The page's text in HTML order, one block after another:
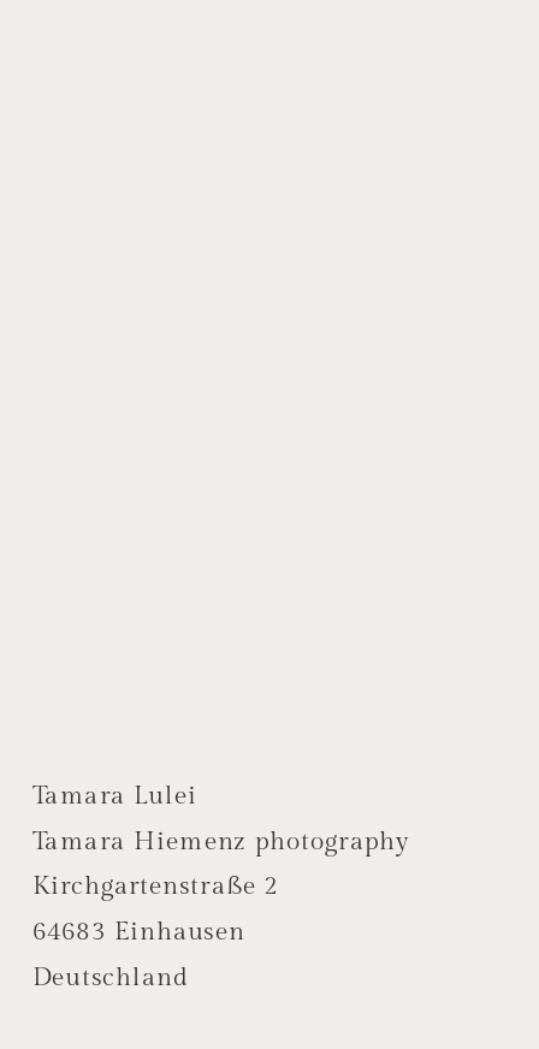
Tamara Lulei
Tamara Hiemenz photography
Kirchgartenstraße 2
64683 Einhausen
Deutschland